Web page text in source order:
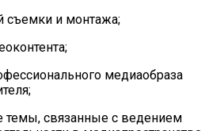
съемки и монтажа;
медиаобраза
темы, связанные с ведением